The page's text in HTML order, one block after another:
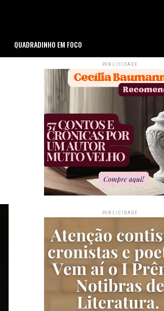
QUADRADINHO EM FOCO
PUBLICIDADE
PUBLICIDADE